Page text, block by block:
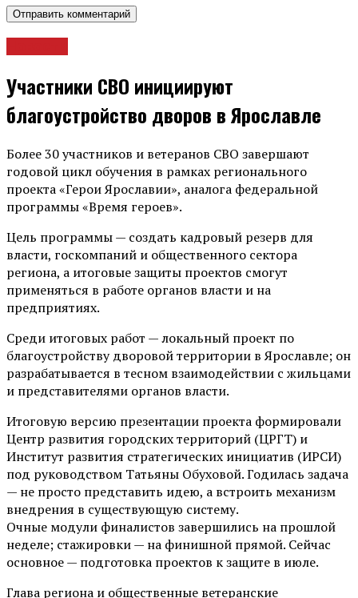
Участники СВО инициируют
благоустройство дворов в Ярославле
Более 30 участников и ветеранов СВО завершают
годовой цикл обучения в рамках регионального
проекта «Герои Ярославии», аналога федеральной
программы «Время героев».
Цель программы — создать кадровый резерв для
власти, госкомпаний и общественного сектора
региона, а итоговые защиты проектов смогут
применяться в работе органов власти и на
предприятиях.
Среди итоговых работ — локальный проект по
благоустройству дворовой территории в Ярославле; он
разрабатывается в тесном взаимодействии с жильцами
и представителями органов власти.
Итоговую версию презентации проекта формировали
Центр развития городских территорий (ЦРГТ) и
Институт развития стратегических инициатив (ИРСИ)
под руководством Татьяны Обуховой. Годилась задача
— не просто представить идею, а встроить механизм
внедрения в существующую систему.
Очные модули финалистов завершились на прошлой
неделе; стажировки — на финишной прямой. Сейчас
основное — подготовка проектов к защите в июле.
Глава региона и общественные ветеранские